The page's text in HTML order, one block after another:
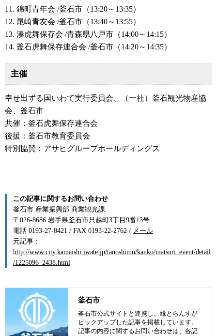
11. 錦町青年会 /釜石市（13:20～13:35）
12. 尾崎青友会 /釜石市（13:40～13:55）
13. 湊虎舞保存会 /青森県八戸市（14:00～14:15）
14. 釜石虎舞保存連合会 /釜石市（14:20～14:35）
主催
幸せ出ずる国いわて実行委員会、（一社）釜石観光物産協
会、釜石市
共催：釜石虎舞保存連合会
後援：釜石市教育委員会
特別協賛：アサヒグループホールディングス
この記事に関するお問い合わせ
釜石市 産業振興部 商業観光課
〒026-8686 岩手県釜石市只越町3丁目9番13号
電話 0193-27-8421 / FAX 0193-22-2762 / メール
元記事：
http://www.city.kamaishi.iwate.jp/tanoshimu/kanko/matsuri_event/detail
/1225096_2438.html
釜石市
釜石市公式サイトと連携し、縁とらんすが
ピックアップした記事を掲載しています。
記事の内容に関するお問い合わせは、各記